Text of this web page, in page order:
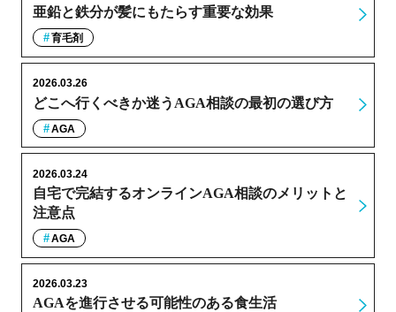
亜鉛と鉄分が髪にもたらす重要な効果
育毛剤
どこへ行くべきか迷うAGA相談の最初の選び方
2026.03.26
AGA
自宅で完結するオンラインAGA相談のメリットと
注意点
2026.03.24
AGA
AGAを進行させる可能性のある食生活
2026.03.23